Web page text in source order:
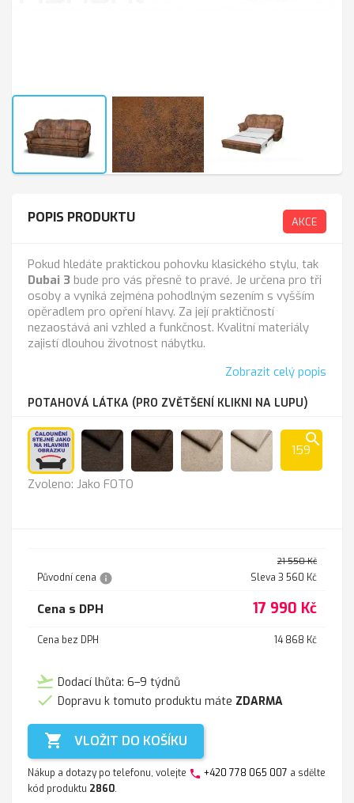
POPIS PRODUKTU AKCE
Pokud hledáte praktickou pohovku klasického stylu, tak
Dubai 3 bude pro vás přesně to pravé. Je určena pro tři
osoby a vyniká zejména pohodlným sezením s vyšším
opěradlem pro opření hlavy. Za její praktičností
nezaostává ani vzhled a funkčnost. Kvalitní materiály
zajistí dlouhou životnost nábytku.
Zobrazit celý popis
POTAHOVÁ LÁTKA (PRO ZVĚTŠENÍ KLIKNI NA LUPU)
Jako
Lira
search
159
Zvoleno: Jako FOTO
Původní cena info
21 550 Kč
Sleva 3 560 Kč
Cena s DPH 17 990 Kč
Cena bez DPH 14 868 Kč
flight_takeoff Dodací lhůta: 6–9 týdnů
 Dopravu k tomuto produktu máte ZDARMA
 VLOŽIT DO KOŠÍKU
Nákup a dotazy po telefonu, volejte phone +420 778 065 007 a sdělte
kód produktu 2860.